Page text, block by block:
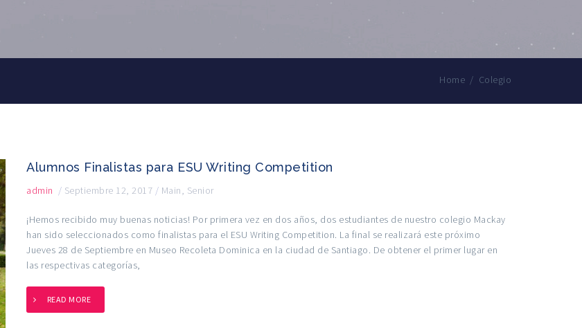
Home / Colegio
Alumnos Finalistas para ESU Writing Competition
admin / Septiembre 12, 2017 / Main, Senior
¡Hemos recibido muy buenas noticias! Por primera vez en dos años, dos estudiantes de nuestro colegio Mackay
han sido seleccionados como finalistas para el ESU Writing Competition. La final se realizará este próximo
Jueves 28 de Septiembre en Museo Recoleta Dominica en la ciudad de Santiago. De obtener el primer lugar en
las respectivas categorías,
READ MORE